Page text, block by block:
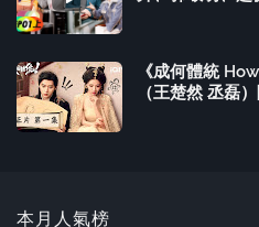
《成何體統
（王楚然 丞磊
本月人氣榜